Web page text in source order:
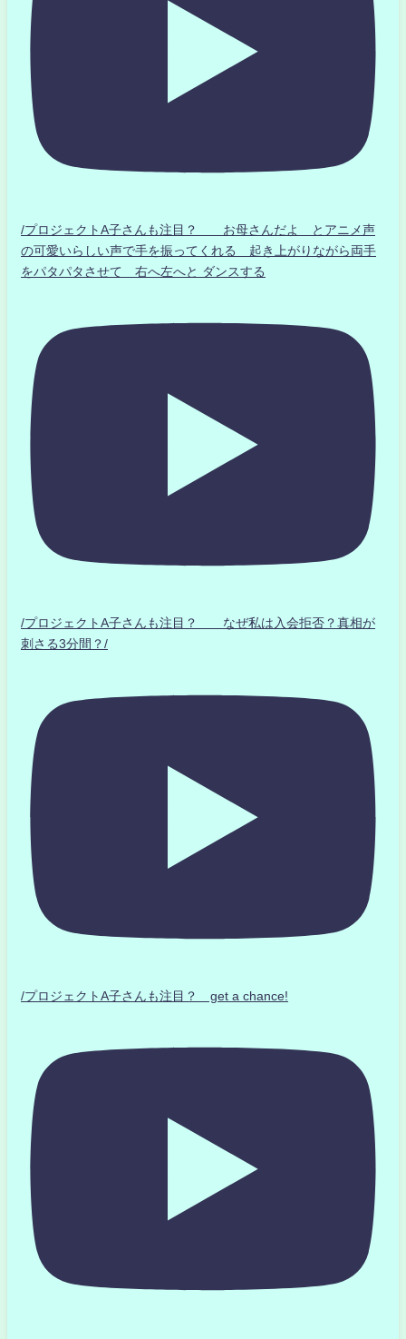
/プロジェクトA子さんも注目？ お母さんだよ とアニメ声
の可愛いらしい声で手を振ってくれる 起き上がりながら両手
をパタパタさせて 右へ左へと ダンスする
/プロジェクトA子さんも注目？ なぜ私は入会拒否？真相が
刺さる3分間？/
/プロジェクトA子さんも注目？ get a chance!